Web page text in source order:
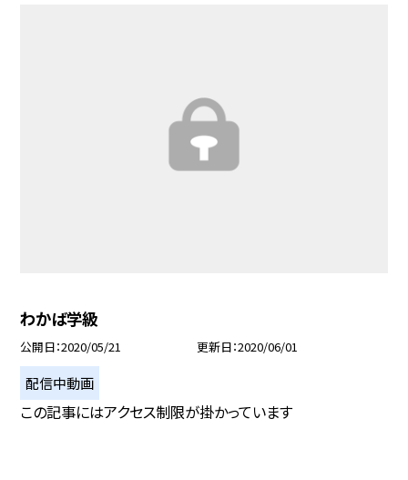
わかば学級
公開日 2020/05/21 更新日 2020/06/01
配信中動画
この記事にはアクセス制限が掛かっています